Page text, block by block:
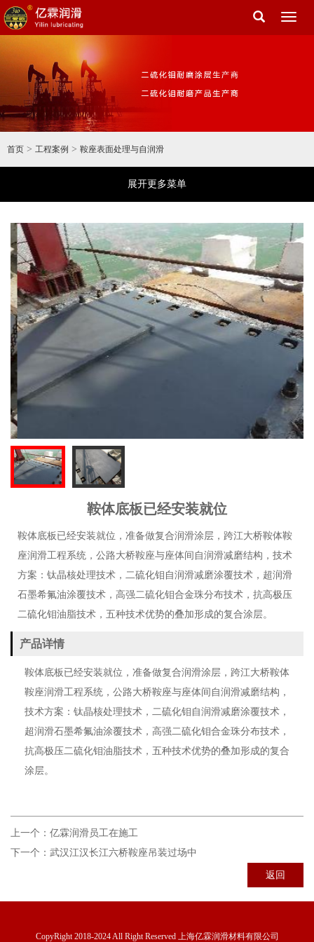
首页 > 工程案例 > 鞍座表面处理与自润滑
展开更多菜单
鞍体底板已经安装就位
鞍体底板已经安装就位，准备做复合润滑涂层，跨江大桥鞍体鞍
座润滑工程系统，公路大桥鞍座与座体间自润滑减磨结构，技术
方案：钛晶核处理技术，二硫化钼自润滑减磨涂覆技术，超润滑
石墨希氟油涂覆技术，高强二硫化钼合金珠分布技术，抗高极压
二硫化钼油脂技术，五种技术优势的叠加形成的复合涂层。
产品详情
鞍体底板已经安装就位，准备做复合润滑涂层，跨江大桥鞍体
鞍座润滑工程系统，公路大桥鞍座与座体间自润滑减磨结构，
技术方案：钛晶核处理技术，二硫化钼自润滑减磨涂覆技术，
超润滑石墨希氟油涂覆技术，高强二硫化钼合金珠分布技术，
抗高极压二硫化钼油脂技术，五种技术优势的叠加形成的复合
涂层。
上一个： 亿霖润滑员工在施工
下一个： 武汉江汉长江六桥鞍座吊装过场中
返回
CopyRight 2018-2024 All Right Reserved 上海亿霖润滑材料有限公司